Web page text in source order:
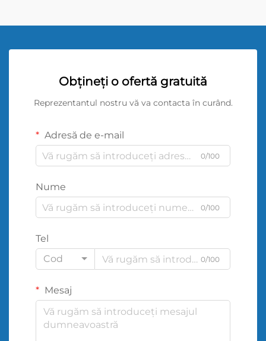
Obțineți o ofertă gratuită
Reprezentantul nostru vă va contacta în curând.
Adresă de e-mail
0/100
Nume
0/100
Tel
Cod
0/100
Mesaj